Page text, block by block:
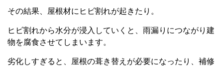
その結果、屋根材にヒビ割れが起きたり。
ヒビ割れから水分が浸入していくと、雨漏りにつながり建
物を腐食させてしまいます。
劣化しすぎると、屋根の葺き替えが必要になったり、補修